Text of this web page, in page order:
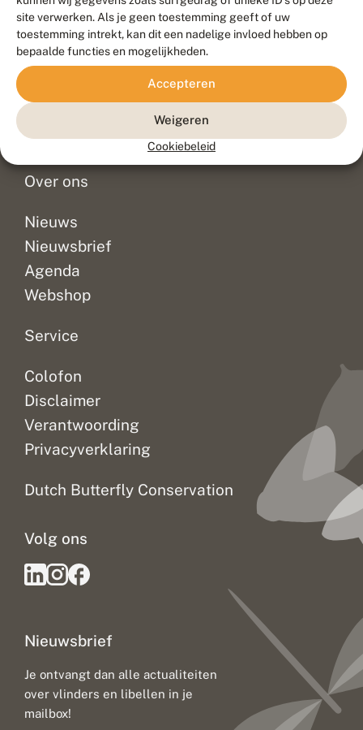
site verwerken. Als je geen toestemming geeft of uw
toestemming intrekt, kan dit een nadelige invloed hebben op
bepaalde functies en mogelijkheden.
Accepteren
Weigeren
Cookiebeleid
Contact
Veelgestelde vragen
Doneer
Over ons
Nieuws
Nieuwsbrief
Agenda
Webshop
Service
Colofon
Disclaimer
Verantwoording
Privacyverklaring
Dutch Butterfly Conservation
Nieuwsbrief
Je ontvangt dan alle actualiteiten
over vlinders en libellen in je
mailbox!
Volg ons
Duurzaam ontwikkeld door
Go2People
, ontworpen door
Blue Field Agency
Privacy
Disclaimer
Sitemap